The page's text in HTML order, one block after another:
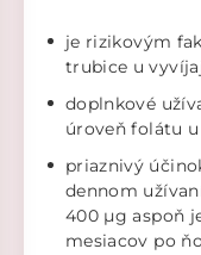
je rizikovým
trubice u
doplnkové
úroveň folátu
priaznivý
dennom
400 µg aspoň
mesiacov po